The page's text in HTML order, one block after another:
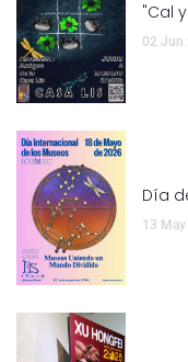
"Cal
02 Jun
Día
13